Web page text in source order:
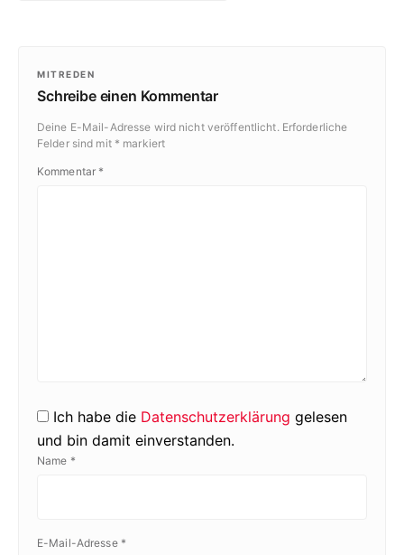
MITREDEN
Schreibe einen Kommentar
Deine E-Mail-Adresse wird nicht veröffentlicht. Erforderliche
Felder sind mit * markiert
Kommentar *
Ich habe die Datenschutzerklärung gelesen
und bin damit einverstanden.
Name *
E-Mail-Adresse *